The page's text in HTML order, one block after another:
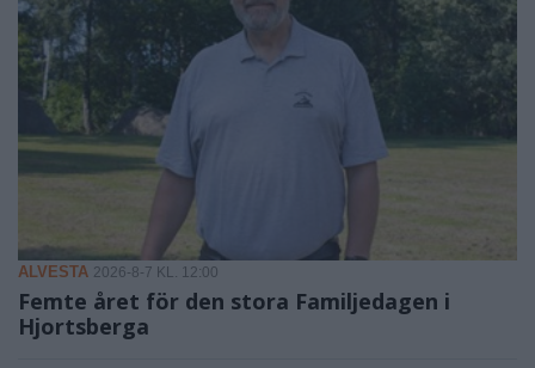
ALVESTA 2026-8-7 KL. 12:00
Femte året för den stora Familjedagen i
Hjortsberga